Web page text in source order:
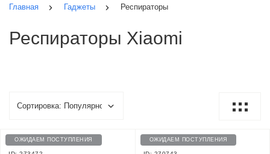
Главная Гаджеты Респираторы
Респираторы Xiaomi
ОЖИДАЕМ ПОСТУПЛЕНИЯ ОЖИДАЕМ ПОСТУПЛЕНИЯ